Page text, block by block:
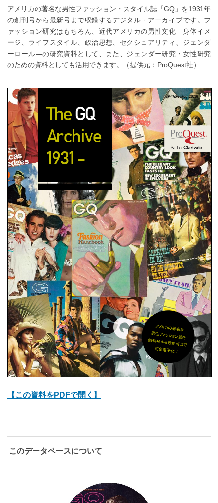
アメリカの著名な男性ファッション・スタイル誌「GQ」を1931年
の創刊号から最新号まで収録するデジタル・アーカイブです。フ
ァッション研究はもちろん、近代アメリカの男性文化―身体イメ
ージ、ライフスタイル、政治思想、セクシュアリティ、ジェンダ
ーロール―の研究資料として、また、ジェンダー研究・女性研究
のための資料としても活用できます。（提供元：ProQuest社）
【この資料をPDFで開く】
このデータベースについて